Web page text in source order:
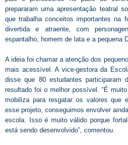
prepararam uma apresentação teatral
que trabalha conceitos importantes na
divertida e atraente, com
espantalho, homem de lata e a pequena
A ideia foi chamar a atenção dos
mais acessível. A vice-gestora da
disse que 80 estudantes participaram
resultado foi o melhor possível. “É
mobiliza para resgatar os valores que
esse projeto, conseguimos envolver
escola. Isso é muito válido porque
está sendo desenvolvido”, comentou.